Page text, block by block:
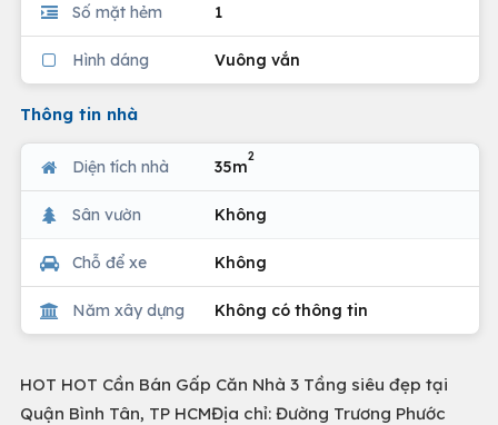
Số mặt hẻm 1
Hình dáng Vuông vắn
Thông tin nhà
Diện tích nhà 35m
2
Sân vườn Không
Chỗ để xe Không
Năm xây dựng Không có thông tin
HOT HOT Cần Bán Gấp Căn Nhà 3 Tầng siêu đẹp tại
Quận Bình Tân, TP HCMĐịa chỉ: Đường Trương Phước